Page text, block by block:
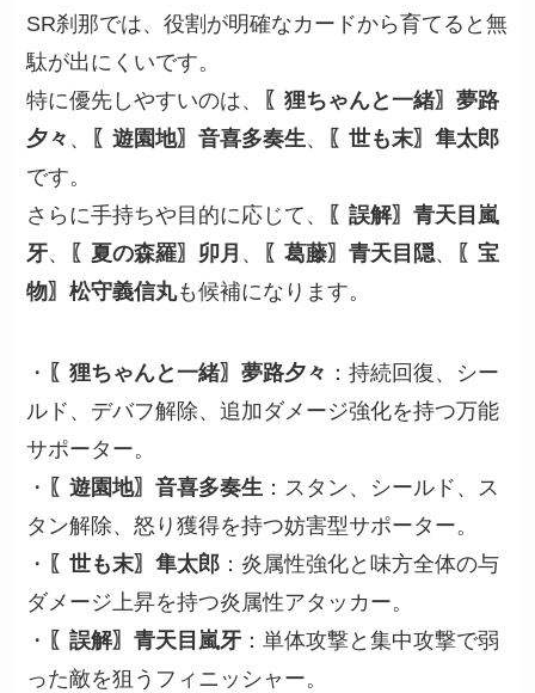
SR刹那では、役割が明確なカードから育てると無
駄が出にくいです。
特に優先しやすいのは、
〖狸ちゃんと一緒〗夢路
夕々 、 〖遊園地〗音喜多奏生、
〖世も末〗隼太郎
です。
さらに手持ちや目的に応じて、
〖誤解〗青天目嵐
牙、 〖夏の森羅〗卯月 、 〖葛藤〗青天目隠、
〖宝
物〗松守義信丸も候補になります。
・ 〖狸ちゃんと一緒〗夢路夕々 ：持続回復、シー
ルド、デバフ解除、追加ダメージ強化を持つ万能
サポーター。
・ 〖遊園地〗音喜多奏生 ：スタン、シールド、ス
タン解除、怒り獲得を持つ妨害型サポーター。
・ 〖世も末〗隼太郎 ：炎属性強化と味方全体の与
ダメージ上昇を持つ炎属性アタッカー。
・ 〖誤解〗青天目嵐牙 ：単体攻撃と集中攻撃で弱
った敵を狙うフィニッシャー。